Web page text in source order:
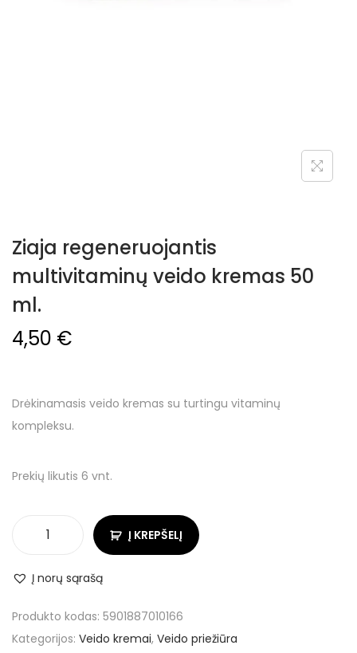
Ziaja regeneruojantis
multivitaminų veido kremas 50
ml.
4,50 €
Drėkinamasis veido kremas su turtingu vitaminų
kompleksu.
Prekių likutis 6 vnt.
Į KREPŠELĮ
Į norų sąrašą
Produkto kodas: 5901887010166
Kategorijos: Veido kremai, Veido priežiūra